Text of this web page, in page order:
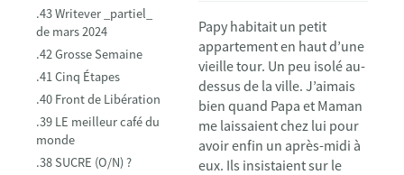
.43 Writever _partiel_
de mars 2024
.42 Grosse Semaine
.41 Cinq Étapes
.40 Front de Libération
.39 LE meilleur café du
monde
.38 SUCRE (O/N) ?
Papy habitait un petit
appartement en haut d’une
vieille tour. Un peu isolé au-
dessus de la ville. J’aimais
bien quand Papa et Maman
me laissaient chez lui pour
avoir enfin un après-midi à
eux. Ils insistaient sur le